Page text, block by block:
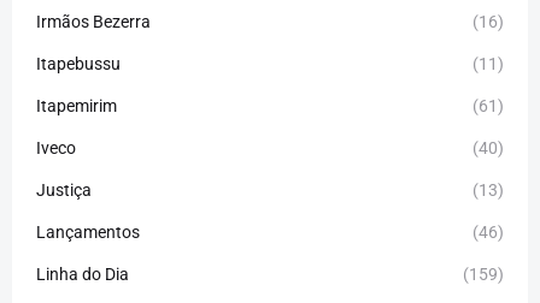
Irmãos Bezerra (16)
Itapebussu (11)
Itapemirim (61)
Iveco (40)
Justiça (13)
Lançamentos (46)
Linha do Dia (159)